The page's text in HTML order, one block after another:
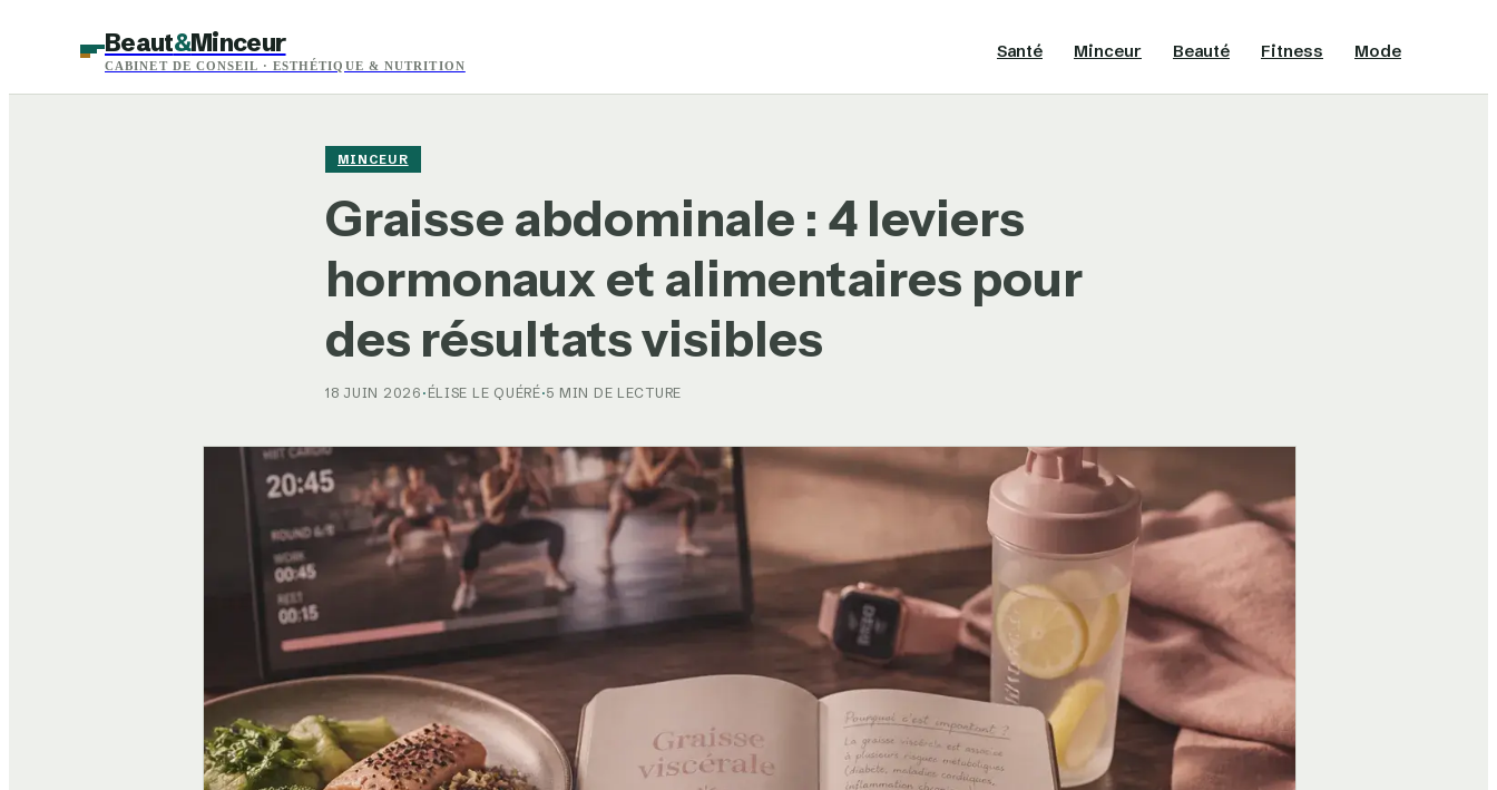
Beaut&Minceur
CABINET DE CONSEIL · ESTHÉTIQUE & NUTRITION
Santé Minceur Beauté Fitness Mode
MINCEUR
Graisse abdominale : 4 leviers
hormonaux et alimentaires pour
des résultats visibles
18 JUIN 2026 · ÉLISE LE QUÉRÉ·5 MIN DE LECTURE